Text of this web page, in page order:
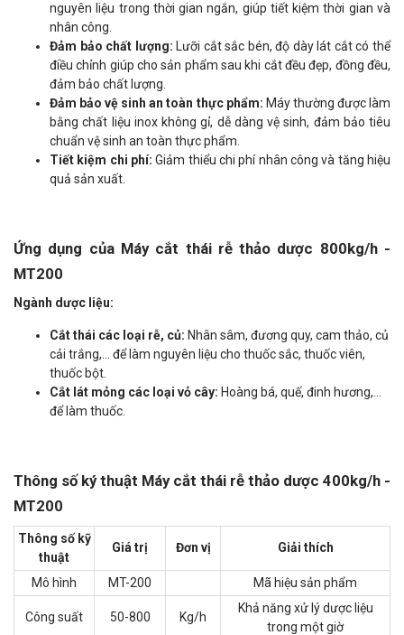
nguyên liệu trong thời gian ngắn, giúp tiết kiệm thời gian và
nhân công.
Đảm bảo chất lượng: Lưỡi cắt sắc bén, độ dày lát cắt có thể
điều chỉnh giúp cho sản phẩm sau khi cắt đều đẹp, đồng đều,
đảm bảo chất lượng.
Đảm bảo vệ sinh an toàn thực phẩm: Máy thường được làm
bằng chất liệu inox không gỉ, dễ dàng vệ sinh, đảm bảo tiêu
chuẩn vệ sinh an toàn thực phẩm.
Tiết kiệm chi phí: Giảm thiểu chi phí nhân công và tăng hiệu
quả sản xuất.
Ứng dụng của Máy cắt thái rễ thảo dược 800kg/h -
MT200
Ngành dược liệu:
Cắt thái các loại rễ, củ: Nhân sâm, đương quy, cam thảo, củ
cải trắng,... để làm nguyên liệu cho thuốc sắc, thuốc viên,
thuốc bột.
Cắt lát mỏng các loại vỏ cây: Hoàng bá, quế, đinh hương,...
để làm thuốc.
Thông số ký thuật Máy cắt thái rễ thảo dược 400kg/h -
MT200
Thông số kỹ
thuật
Giá trị Đơn vị Giải thích
Mô hình MT-200 Mã hiệu sản phẩm
Công suất 50-800 Kg/h
Khả năng xử lý dược liệu
trong một giờ